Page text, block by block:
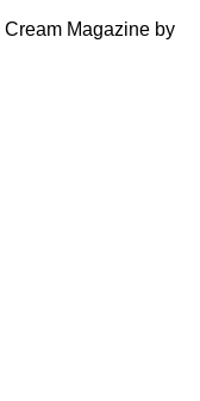
Cream Magazine by